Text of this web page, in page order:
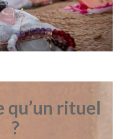
qu’un rituel
?